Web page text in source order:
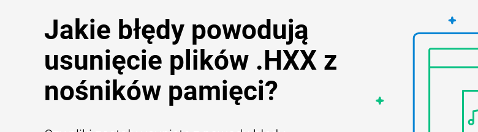
Jakie błędy powodują
usunięcie plików .HXX z
nośników pamięci?